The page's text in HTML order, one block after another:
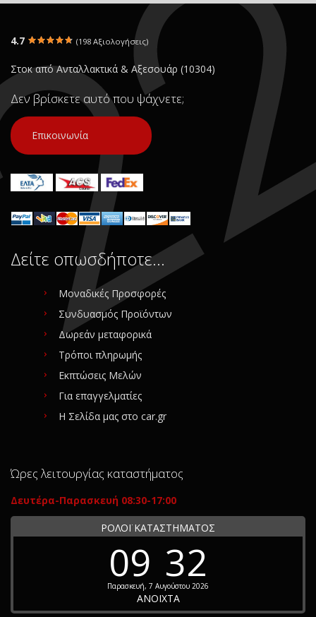
4.7 (198 Αξιολογήσεις)
Στοκ από Ανταλλακτικά & Αξεσουάρ (10304)
Δεν βρίσκετε αυτό που ψάχνετε;
Επικοινωνία
Δείτε οπωσδήποτε…
Μοναδικές Προσφορές
Συνδυασμός Προϊόντων
Δωρεάν μεταφορικά
Τρόποι πληρωμής
Εκπτώσεις Μελών
Για επαγγελματίες
Η Σελίδα μας στο car.gr
Ώρες λειτουργίας καταστήματος
Δευτέρα-Παρασκευή 08:30-17:00
ΡΟΛΟΪ ΚΑΤΑΣΤΗΜΑΤΟΣ
09 32
Παρασκευή, 7 Αυγούστου 2026
ΑΝΟΙΧΤΑ